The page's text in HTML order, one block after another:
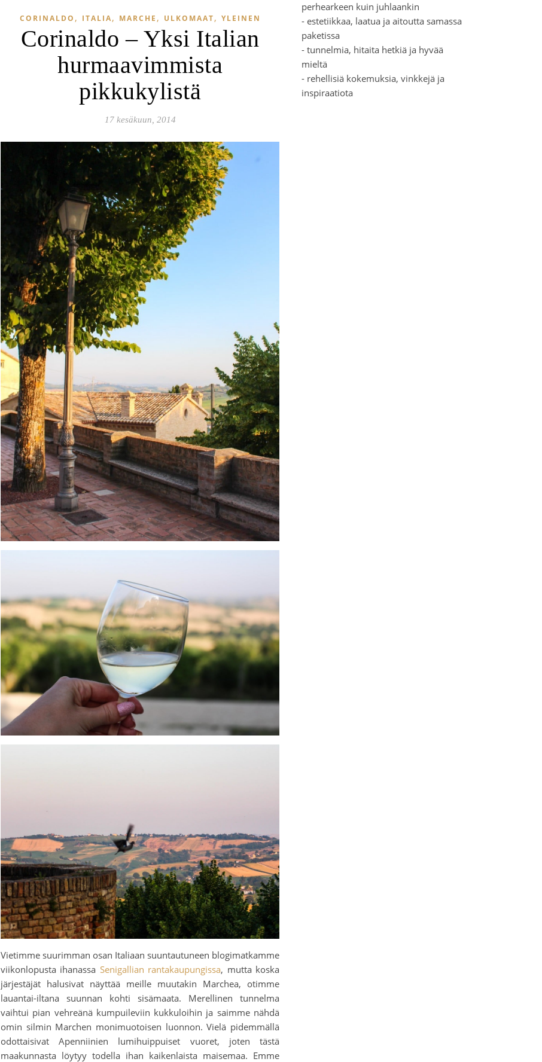
CORINALDO , ITALIA, MARCHE , ULKOMAAT, YLEINEN
Corinaldo – Yksi Italian
hurmaavimmista
pikkukylistä
17 kesäkuun, 2014
Vietimme suurimman osan Italiaan suuntautuneen blogimatkamme
viikonlopusta ihanassa Senigallian rantakaupungissa, mutta koska
järjestäjät halusivat näyttää meille muutakin Marchea, otimme
lauantai-iltana suunnan kohti sisämaata. Merellinen tunnelma
vaihtui pian vehreänä kumpuileviin kukkuloihin ja saimme nähdä
omin silmin Marchen monimuotoisen luonnon. Vielä pidemmällä
odottaisivat Apenniinien lumihuippuiset vuoret, joten tästä
maakunnasta löytyy todella ihan kaikenlaista maisemaa. Emme
perhearkeen kuin juhlaankin
- estetiikkaa, laatua ja aitoutta samassa
paketissa
- tunnelmia, hitaita hetkiä ja hyvää
mieltä
- rehellisiä kokemuksia, vinkkejä ja
inspiraatiota